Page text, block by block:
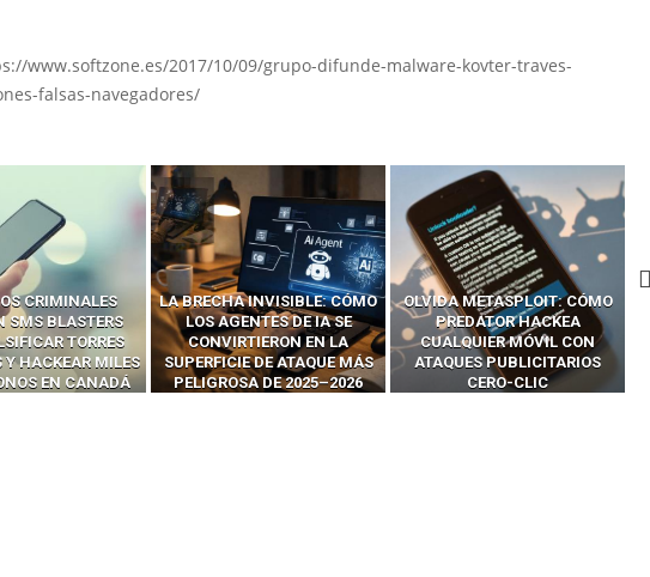
www.softzone.es/2017/10/09/grupo-difunde-malware-kovter-traves-
falsas-navegadores/
INVISIBLE: CÓMO
DE IA SE
EN LA
DE ATAQUE MÁS
DE 2025–2026
OLVIDA METASPLOIT: CÓMO
PREDATOR HACKEA
CUALQUIER MÓVIL CON
ATAQUES PUBLICITARIOS
CERO-CLIC
CÓMO LOS HACKERS
INTERCEPTAN OTPS Y
LLAMADAS MÓVILES SIN
‘HACKEAR’ — EL INCREÍBLE
PODER DE LOS SIM BOXES”